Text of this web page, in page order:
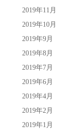
2019年11月
2019年10月
2019年9月
2019年8月
2019年7月
2019年6月
2019年4月
2019年2月
2019年1月